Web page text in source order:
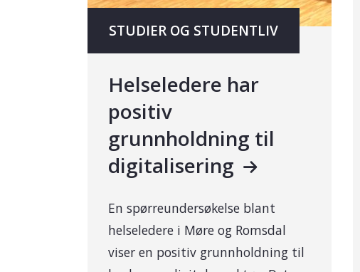
STUDIER OG STUDENTLIV
Helseledere har
positiv
grunnholdning til
digitalisering
En spørreundersøkelse blant
helseledere i Møre og Romsdal
viser en positiv grunnholdning til